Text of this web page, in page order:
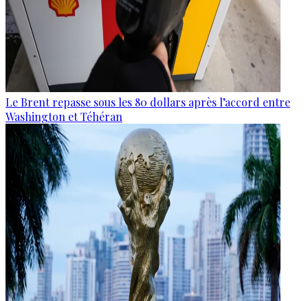
Le Brent repasse sous les 80 dollars après l’accord entre
Washington et Téhéran